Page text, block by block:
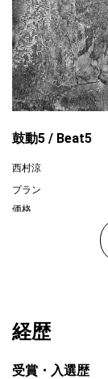
鼓動5 / Beat5
西村涼
プラン
価格
経歴
受賞・入選歴